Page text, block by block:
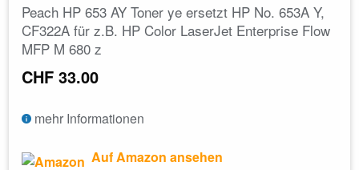
Peach HP 653 AY Toner ye ersetzt HP No. 653A Y,
CF322A für z.B. HP Color LaserJet Enterprise Flow
MFP M 680 z
CHF 33.00
mehr Informationen
Auf Amazon ansehen